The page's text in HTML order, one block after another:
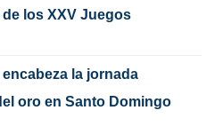
los XXV Juegos
la jornada
oro en Santo Domingo